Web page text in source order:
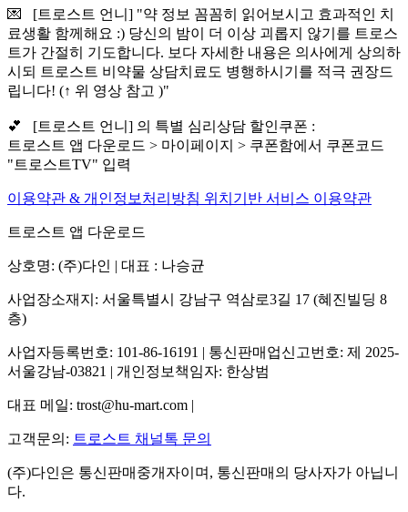
💌 [트로스트 언니] "약 정보 꼼꼼히 읽어보시고 효과적인 치
료생활 함께해요 :) 당신의 밤이 더 이상 괴롭지 않기를 트로스
트가 간절히 기도합니다. 보다 자세한 내용은 의사에게 상의하
시되 트로스트 비약물 상담치료도 병행하시기를 적극 권장드
립니다! (↑ 위 영상 참고 )"
💕 [트로스트 언니] 의 특별 심리상담 할인쿠폰 :
트로스트 앱 다운로드 > 마이페이지 > 쿠폰함에서 쿠폰코드
"트로스트TV" 입력
이용약관 & 개인정보처리방침 위치기반 서비스 이용약관
트로스트 앱 다운로드
상호명: (주)다인 | 대표 : 나승균
사업장소재지: 서울특별시 강남구 역삼로3길 17 (혜진빌딩 8
층)
사업자등록번호: 101-86-16191 | 통신판매업신고번호: 제 2025-
서울강남-03821 | 개인정보책임자: 한상범
대표 메일: trost@hu-mart.com |
고객문의: 트로스트 채널톡 문의
(주)다인은 통신판매중개자이며, 통신판매의 당사자가 아닙니
다.